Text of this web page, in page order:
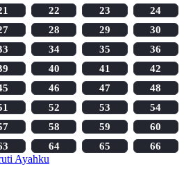
22 23
24
28 29
30
34 35
36
40 41
42
46 47
48
52 53
54
58 59
60
64 65 66